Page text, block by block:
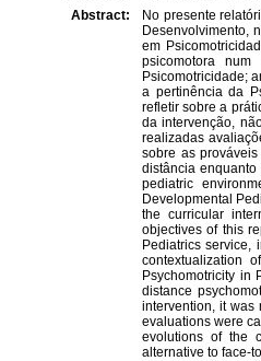
Abstract:
No presente
Desenvolvimento,
em
psicomotora
Psicomotricidade;
a pertinência da
refletir sobre a
da intervenção,
realizadas
sobre as
distância enquanto
pediatric
Developmental
the curricular
objectives of this
Pediatrics service,
contextualization
Psychomotricity in
distance
intervention, it was
evaluations were
evolutions of the
alternative to face-